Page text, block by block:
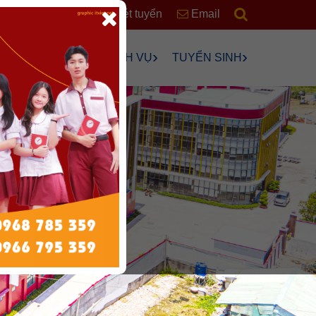
RSS Xét tuyển Email
›
›
›
›
›
›
Chơi
HỌC SINH› DỊCH VỤ› TUYỂN SINH ›